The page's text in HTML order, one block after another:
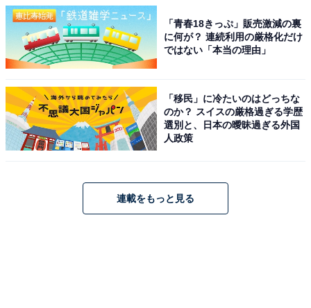
ビジネスやメールにおける「構いません」の会話
例
（1）メールにおける会話
どでの使用は避けた方が無難です。目上の方や取引先に
「構いません」と伝えたい場合は「問題ございません」
「青春18きっぷ」販売激減の裏
に何が？ 連続利用の厳格化だけ
ではない「本当の理由」
「移民」に冷たいのはどっちな
のか？ スイスの厳格過ぎる学歴
選別と、日本の曖昧過ぎる外国
人政策
連載をもっと見る